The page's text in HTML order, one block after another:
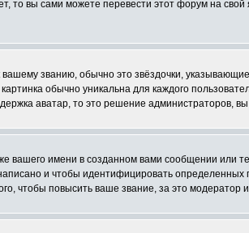
то вы сами можете перевести этот форум на
званию, обычно это звёздочки,
обычно уникальна для каждого
аватар, то это решение администраторов,
имени в созданном вами сообщении или
и чтобы идентифицировать
чтобы повысить ваше звание, за это